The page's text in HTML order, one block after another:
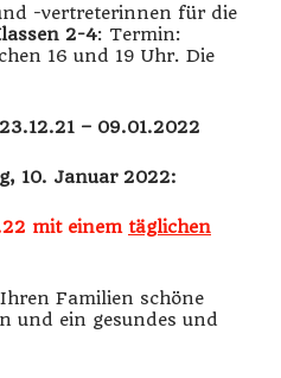
-vertreterinnen für die
2-4: Termin:
16 und 19 Uhr. Die
– 09.01.2022
10. Januar 2022:
mit einem täglichen
Familien schöne
und ein gesundes und